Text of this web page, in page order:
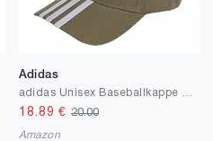
Adidas
18.89 € 20.00
Amazon